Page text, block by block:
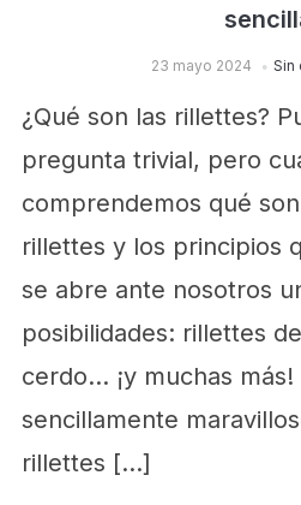
23 mayo 2024 Sin
¿Qué son las rillettes?
pregunta trivial, pero
comprendemos qué
rillettes y los principios
se abre ante nosotros
posibilidades: rillettes
cerdo… ¡y muchas más!
sencillamente
rillettes […]